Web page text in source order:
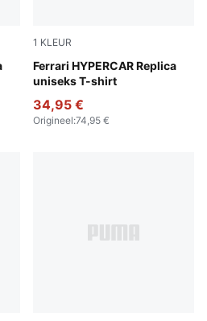
1 KLEUR
Ferrari HYPERCAR Replica
uniseks T-shirt
PUMA Red
34,95 €
Origineel:74,95 €